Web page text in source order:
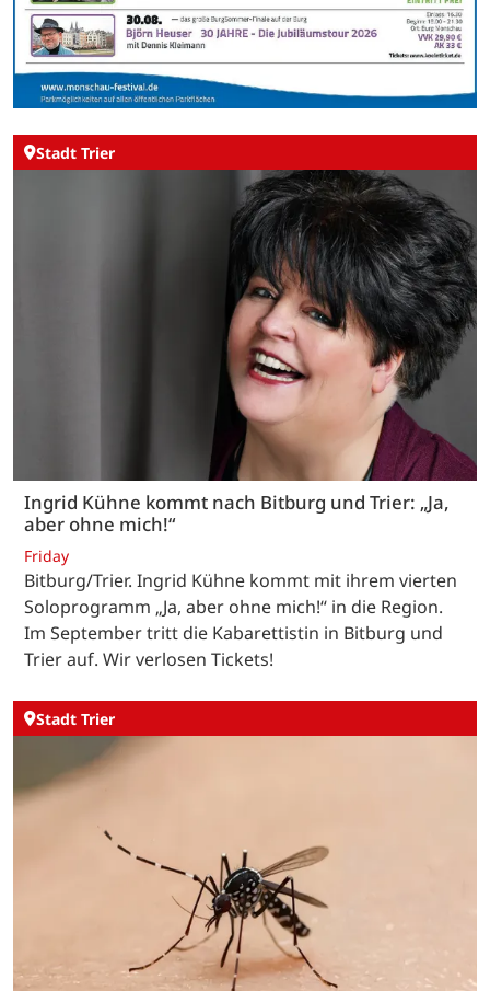
Stadt Trier
Ingrid Kühne kommt nach Bitburg und Trier: „Ja,
aber ohne mich!“
Friday
Bitburg/Trier. Ingrid Kühne kommt mit ihrem vierten
Soloprogramm „Ja, aber ohne mich!“ in die Region.
Im September tritt die Kabarettistin in Bitburg und
Trier auf. Wir verlosen Tickets!
Stadt Trier